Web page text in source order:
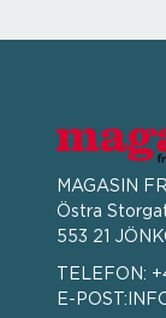
MAGASIN
Östra
553 21
TELEFON:
E-POST: